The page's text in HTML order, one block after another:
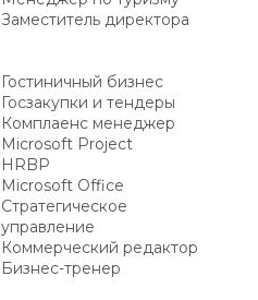
Заместитель директора
Гостиничный бизнес
Госзакупки и тендеры
Комплаенс менеджер
Microsoft Project
HRBP
Microsoft Office
Стратегическое
управление
Коммерческий редактор
Бизнес-тренер